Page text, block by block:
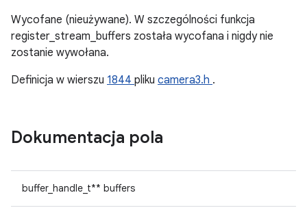
Wycofane (nieużywane). W szczególności funkcja
register_stream_buffers została wycofana i nigdy nie
zostanie wywołana.
Definicja w wierszu 1844 pliku camera3.h .
Dokumentacja pola
buffer_handle_t** buffers